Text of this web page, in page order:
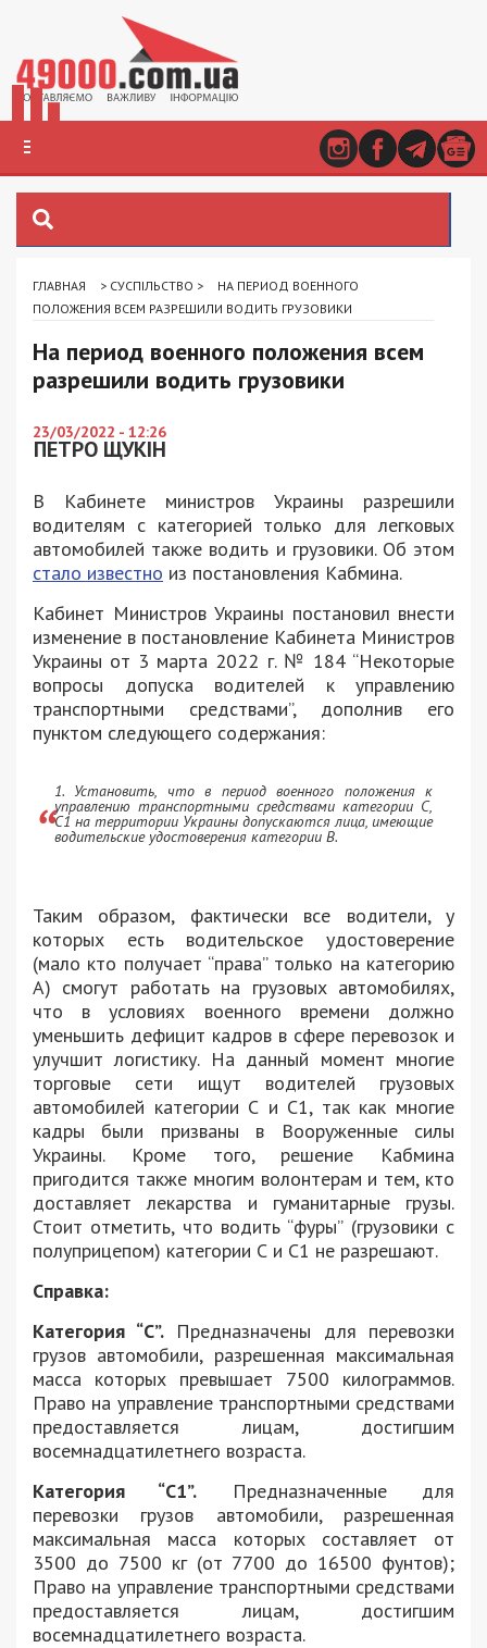
ГЛАВНАЯ > СУСПІЛЬСТВО >
НА ПЕРИОД ВОЕННОГО
ПОЛОЖЕНИЯ ВСЕМ РАЗРЕШИЛИ ВОДИТЬ ГРУЗОВИКИ
На период военного положения всем
разрешили водить грузовики
23/03/2022 - 12:26
ПЕТРО ЩУКІН
В Кабинете министров Украины разрешили
водителям с категорией только для легковых
автомобилей также водить и грузовики. Об этом
стало известно из постановления Кабмина.
Кабинет Министров Украины постановил внести
изменение в постановление Кабинета Министров
Украины от 3 марта 2022 г. № 184 “Некоторые
вопросы допуска водителей к управлению
транспортными средствами”, дополнив его
пунктом следующего содержания:
1. Установить, что в период военного положения к
управлению транспортными средствами категории С,
С1 на территории Украины допускаются лица, имеющие
водительские удостоверения категории В.
Таким образом, фактически все водители, у
которых есть водительское удостоверение
(мало кто получает “права” только на категорию
А) смогут работать на грузовых автомобилях,
что в условиях военного времени должно
уменьшить дефицит кадров в сфере перевозок и
улучшит логистику. На данный момент многие
торговые сети ищут водителей грузовых
автомобилей категории С и С1, так как многие
кадры были призваны в Вооруженные силы
Украины. Кроме того, решение Кабмина
пригодится также многим волонтерам и тем, кто
доставляет лекарства и гуманитарные грузы.
Стоит отметить, что водить “фуры” (грузовики с
полуприцепом) категории С и С1 не разрешают.
Справка:
Категория “С”.Предназначены для перевозки
грузов автомобили, разрешенная максимальная
масса которых превышает 7500 килограммов.
Право на управление транспортными средствами
предоставляется лицам, достигшим
восемнадцатилетнего возраста.
Категория “С1”. Предназначенные для
перевозки грузов автомобили, разрешенная
максимальная масса которых составляет от
3500 до 7500 кг (от 7700 до 16500 фунтов);
Право на управление транспортными средствами
предоставляется лицам, достигшим
восемнадцатилетнего возраста.